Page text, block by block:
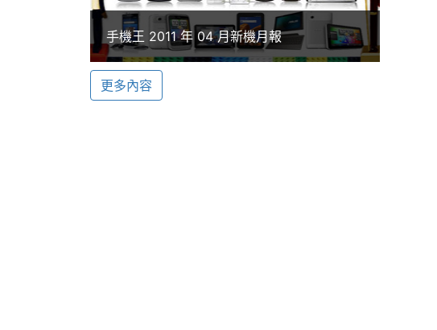
◎ 支援 A2DP 藍牙立體聲 / 資料傳輸
◎ 200萬畫素相機
◎ 支援 FM 收音機
◎ 支援來電警衛 / 簡訊警衛
記憶卡 microSD(TF)
電池容量 1100 mAh(毫安培)
最大通話時間
手機王 2011 年 04 月新機月報
更多內容